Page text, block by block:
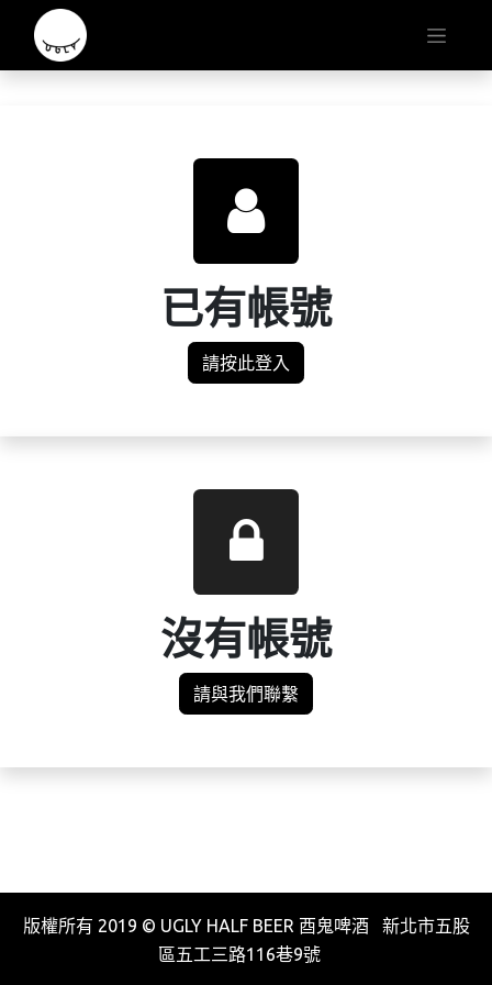
已有帳號
請按此登入
沒有帳號
請與我們聯繫
版權所有 2019 © UGLY HALF BEER 酉鬼啤酒 新北市五股
區五工三路116巷9號